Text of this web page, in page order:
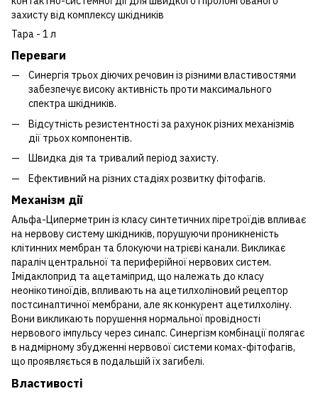
захисту від комплексу шкідників
Тара - 1 л
Переваги
Синергія трьох діючих речовин із різними властивостями
забезпечує високу активність проти максимального
спектра шкідників.
Відсутність резистентності за рахунок різних механізмів
дії трьох компонентів.
Швидка дія та тривалий період захисту.
Ефективний на різних стадіях розвитку фітофагів.
Механізм дії
Альфа-Циперметрин із класу синтетичних піретроїдів впливає
на нервову систему шкідників, порушуючи проникненість
клітинних мембран та блокуючи натрієві канали. Викликає
параліч центральної та периферійної нервових систем.
Імідаклоприд та ацетаміприд, що належать до класу
неонікотиноїдів, впливають на ацетилхоліновий рецептор
постсинаптичної мембрани, але як конкурент ацетилхоліну.
Вони викликають порушення нормальної провідності
нервового імпульсу через синапс. Синергізм комбінації полягає
в надмірному збудженні нервової системи комах-фітофагів,
що проявляється в подальшій їх загибелі.
Властивості